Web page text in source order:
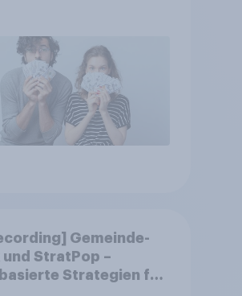
Gemeinde-
und StratPop –
Strategien für